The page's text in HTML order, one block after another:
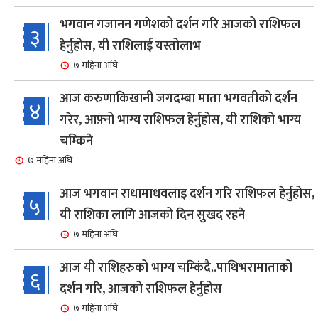
३
भगवान गजानन गणेशको दर्शन गरि आजको राशिफल
हेर्नुहोस, यी राशिलाई यस्तोलाभ
७ महिना अघि
४
आज करुणाकिखानी जगदम्बा माता भगवतीको दर्शन
गरेर, आफ़्नो भाग्य राशिफल हेर्नुहोस, यी राशिको भाग्य
चम्किने
७ महिना अघि
५
आज भगवान राधामाधवलाइ दर्शन गरि राशिफल हेर्नुहोस,
यी राशिका लागि आजको दिन सुखद रहने
७ महिना अघि
६
आज यी राशिहरुको भाग्य चम्किंदै..पाथिभरामाताको
दर्शन गरि, आजको राशिफल हेर्नुहोस
७ महिना अघि